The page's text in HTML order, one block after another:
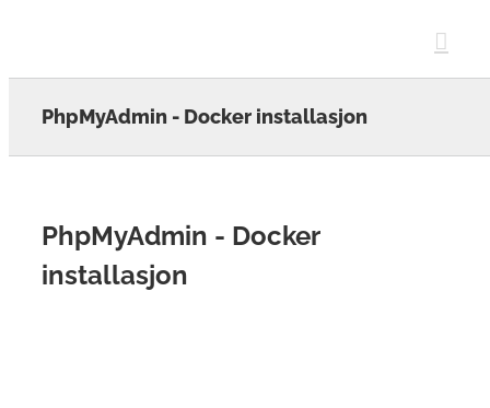
PhpMyAdmin - Docker installasjon
PhpMyAdmin - Docker
installasjon